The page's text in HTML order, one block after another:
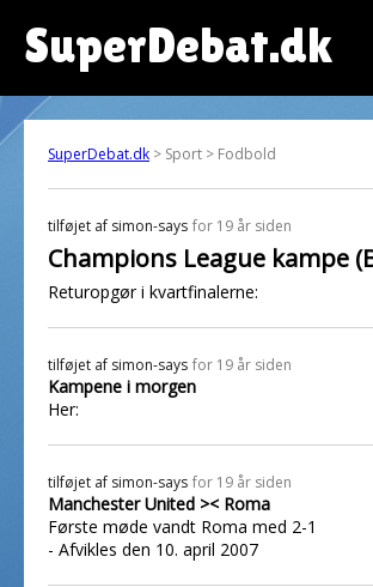
SuperDebat.dk
SuperDebat.dk > Sport > Fodbold
tilføjet af simon-says for 19 år siden
Champions League kampe
Returopgør i kvartfinalerne:
tilføjet af simon-says for 19 år siden
Kampene i morgen
Her:
tilføjet af simon-says for 19 år siden
Manchester United >< Roma
Første møde vandt Roma med 2-1
- Afvikles den 10. april 2007